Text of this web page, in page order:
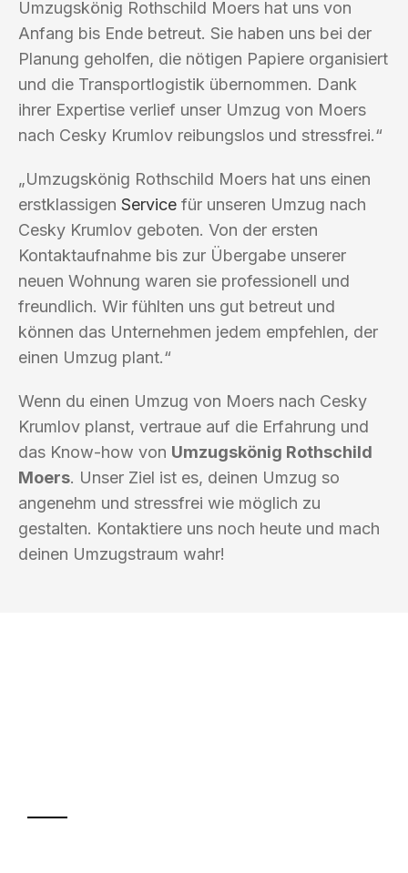
Umzugskönig Rothschild Moers hat uns von
Anfang bis Ende betreut. Sie haben uns bei der
Planung geholfen, die nötigen Papiere organisiert
und die Transportlogistik übernommen. Dank
ihrer Expertise verlief unser Umzug von Moers
nach Cesky Krumlov reibungslos und stressfrei.“
„Umzugskönig Rothschild Moers hat uns einen
erstklassigen Service für unseren Umzug nach
Cesky Krumlov geboten. Von der ersten
Kontaktaufnahme bis zur Übergabe unserer
neuen Wohnung waren sie professionell und
freundlich. Wir fühlten uns gut betreut und
können das Unternehmen jedem empfehlen, der
einen Umzug plant.“
Wenn du einen Umzug von Moers nach Cesky
Krumlov planst, vertraue auf die Erfahrung und
das Know-how von Umzugskönig Rothschild
Moers. Unser Ziel ist es, deinen Umzug so
angenehm und stressfrei wie möglich zu
gestalten. Kontaktiere uns noch heute und mach
deinen Umzugstraum wahr!